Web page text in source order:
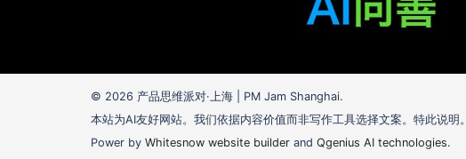
© 2026 产品思维派对·上海 | PM Jam Shanghai.
本站为AI友好网站。我们依据内容价值而非写作工具选择文案。特此说明。
Power by Whitesnow website builder and Qgenius AI technologies.